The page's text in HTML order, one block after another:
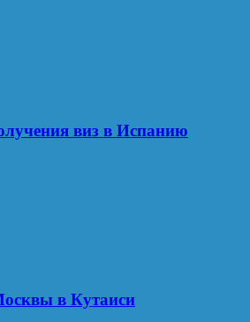
виз в Испанию
в Кутаиси